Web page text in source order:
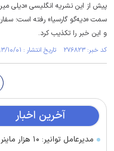
پیش از این نشریه انگلیسی «دیلی
سمت «دیه‌گو گارسیا» رفته است؛
و این خبر را تکذیب کرد.
کد خبر: ۲۷۶۸۲۳ تاریخ انتشار : ۱۳۹۳/۱۰/۰۱
آخرین اخبار
مدیرعامل توانیر: ۱۰ هزار ماینر جمع‌آوری شد